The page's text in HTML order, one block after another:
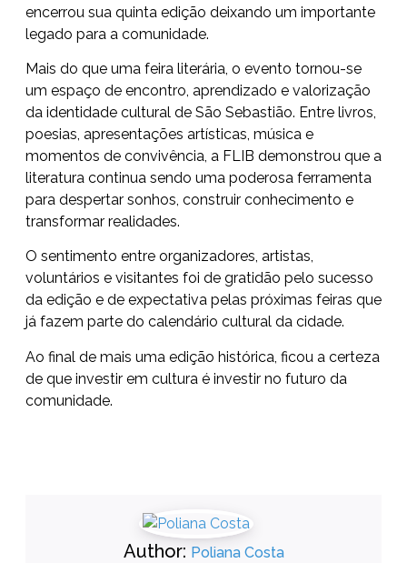
encerrou sua quinta edição deixando um importante
legado para a comunidade.
Mais do que uma feira literária, o evento tornou-se
um espaço de encontro, aprendizado e valorização
da identidade cultural de São Sebastião. Entre livros,
poesias, apresentações artísticas, música e
momentos de convivência, a FLIB demonstrou que a
literatura continua sendo uma poderosa ferramenta
para despertar sonhos, construir conhecimento e
transformar realidades.
O sentimento entre organizadores, artistas,
voluntários e visitantes foi de gratidão pelo sucesso
da edição e de expectativa pelas próximas feiras que
já fazem parte do calendário cultural da cidade.
Ao final de mais uma edição histórica, ficou a certeza
de que investir em cultura é investir no futuro da
comunidade.
Author: Poliana Costa